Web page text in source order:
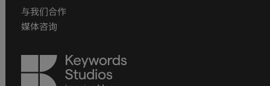
与我们合作
媒体咨询
Keywords
Studios